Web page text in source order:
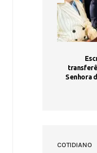
Senhora
COTIDIANO